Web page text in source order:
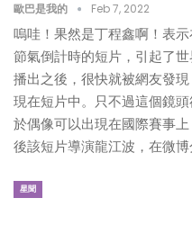
歐巴是我的 Feb 7, 2022
嗚哇！果然是丁程鑫啊！表
節氣倒計時的短片，引起了
播出之後，很快就被網友發
現在短片中。只不過這個鏡
於偶像可以出現在國際賽事
後該短片導演龍江波，在微博
星聞